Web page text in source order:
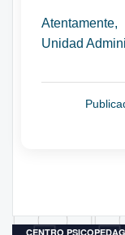
Atentamente,
Unidad
CENTRO